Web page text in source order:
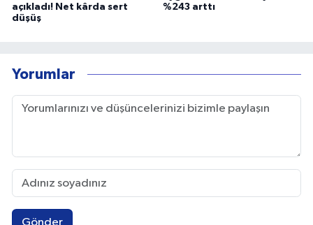
açıkladı! Net kârda sert
düşüş
%243 arttı
Yorumlar